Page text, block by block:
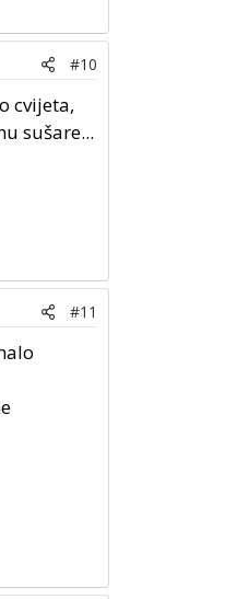
#10
cvijeta,
sušare...
#11